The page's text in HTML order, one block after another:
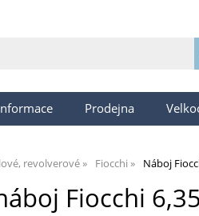
Prodejna
revolverové Fiocchi Náboj
Fiocchi